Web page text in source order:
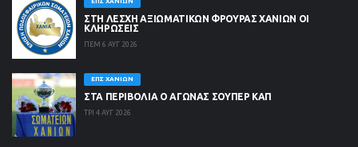
ΣΤΗ ΛΈΣΧΗ ΑΞΙΩΜΑΤΙΚΏΝ ΦΡΟΥΡΆΣ ΧΑΝΊΩΝ ΟΙ
ΚΛΗΡΏΣΕΙΣ
ΠΕΜ 6 ΑΥΓ 2026
ΕΠΣ ΧΑΝΊΩΝ
ΣΤΑ ΠΕΡΙΒΟΛΙΑ Ο ΑΓΩΝΑΣ ΣΟΥΠΕΡ ΚΑΠ
ΤΡΙ 4 ΑΥΓ 2026